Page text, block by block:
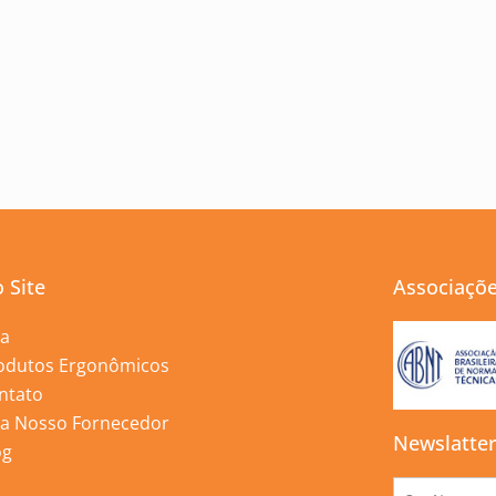
Site
Ergonômicos
Nosso Fornecedor
Newslatter
Nome